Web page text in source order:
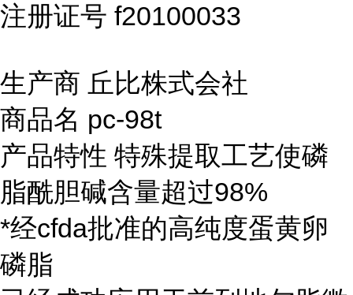
注册证号 f20100033
生产商 丘比株式会社
商品名 pc-98t
产品特性 特殊提取工艺使磷
脂酰胆碱含量超过98%
*经cfda批准的高纯度蛋黄卵
磷脂